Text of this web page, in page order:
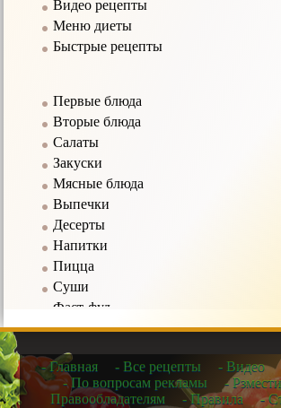
Видео рецепты
Меню диеты
Быстрые рецепты
Первые блюда
Вторые блюда
Салаты
Закуски
Мясные блюда
Выпечки
Десерты
Напитки
Пицца
Суши
Фаст-фуд
Соусы
Рецепты в мультиварке
Рецепты для микроволновых печей
- Главная - Все рецепты - Видео
- По вопросам рекламы
-
Правообладателям
- Правила -